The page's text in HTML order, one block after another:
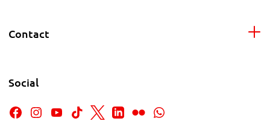
Contact
Social